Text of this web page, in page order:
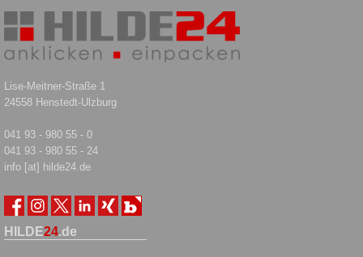
Lise-Meitner-Straße 1
24558 Henstedt-Ulzburg
041 93 - 980 55 - 0
041 93 - 980 55 - 24
info [at] hilde24.de
HILDE24.de